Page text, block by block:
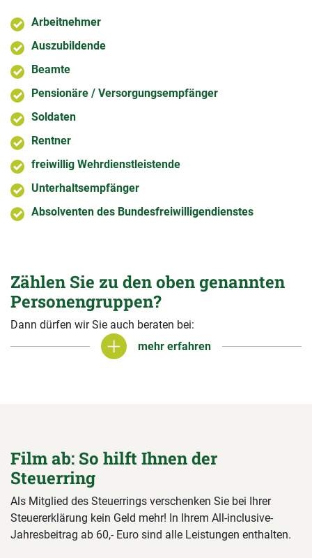
Arbeitnehmer
Auszubildende
Beamte
Pensionäre / Versorgungsempfänger
Soldaten
Rentner
freiwillig Wehrdienstleistende
Unterhaltsempfänger
Absolventen des Bundesfreiwilligendienstes
Zählen Sie zu den oben genannten
Personengruppen?
Dann dürfen wir Sie auch beraten bei:
mehr erfahren
mehr erfahren
Film ab: So hilft Ihnen der
Steuerring
Als Mitglied des Steuerrings verschenken Sie bei Ihrer
Steuererklärung kein Geld mehr! In Ihrem All-inclusive-
Jahresbeitrag ab 60,- Euro sind alle Leistungen enthalten.